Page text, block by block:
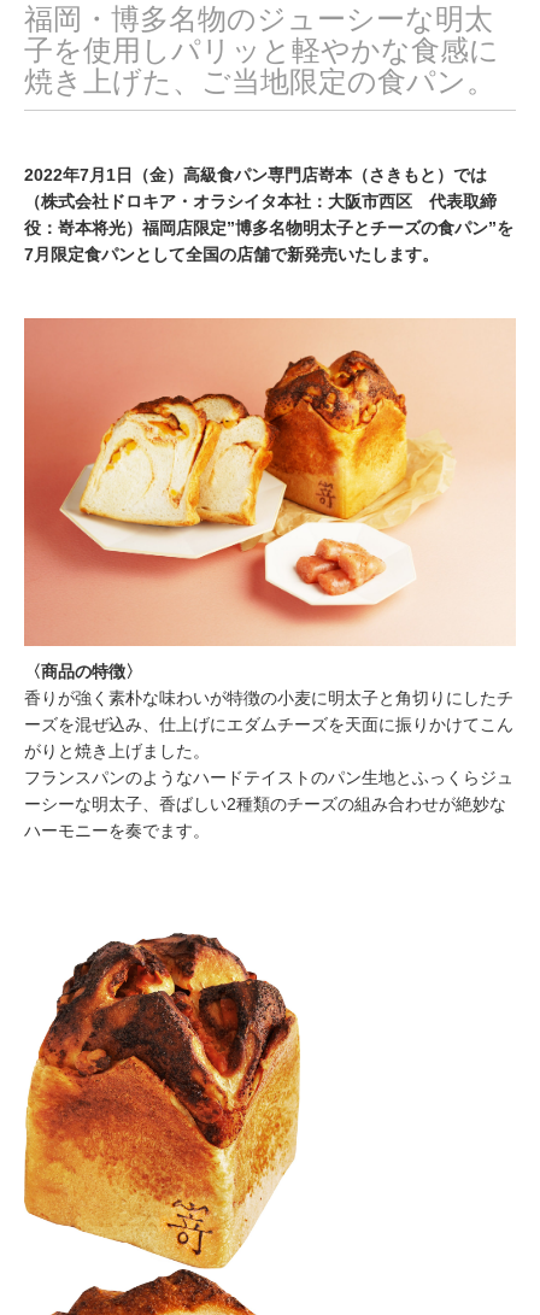
福岡・博多名物のジューシーな明太
子を使用しパリッと軽やかな食感に
焼き上げた、ご当地限定の食パン。
2022年7月1日（金）高級食パン専門店嵜本（さきもと）では
（株式会社ドロキア・オラシイタ本社：大阪市西区 代表取締
役：嵜本将光）福岡店限定”博多名物明太子とチーズの食パン”を
7月限定食パンとして全国の店舗で新発売いたします。
〈商品の特徴〉
香りが強く素朴な味わいが特徴の小麦に明太子と角切りにしたチ
ーズを混ぜ込み、仕上げにエダムチーズを天面に振りかけてこん
がりと焼き上げました。
フランスパンのようなハードテイストのパン生地とふっくらジュ
ーシーな明太子、香ばしい2種類のチーズの組み合わせが絶妙な
ハーモニーを奏でます。